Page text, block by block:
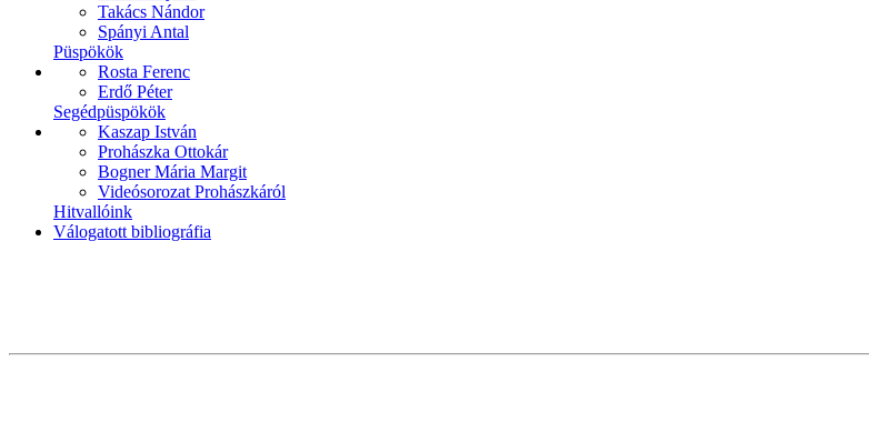
Takács Nándor
Spányi Antal
Püspökök
Rosta Ferenc
Erdő Péter
Segédpüspökök
Kaszap István
Prohászka Ottokár
Bogner Mária Margit
Videósorozat Prohászkáról
Hitvallóink
Válogatott bibliográfia